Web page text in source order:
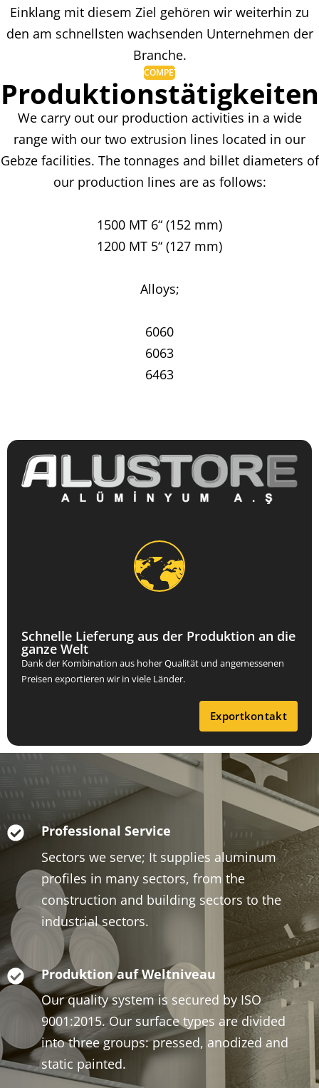
Einklang mit diesem Ziel gehören wir weiterhin zu
den am schnellsten wachsenden Unternehmen der
Branche.
COMPETENCIES
Produktionstätigkeiten
We carry out our production activities in a wide
range with our two extrusion lines located in our
Gebze facilities. The tonnages and billet diameters of
our production lines are as follows:
1500 MT 6“ (152 mm)
1200 MT 5“ (127 mm)
Alloys;
6060
6063
6463
Schnelle Lieferung aus der Produktion an die
ganze Welt
Dank der Kombination aus hoher Qualität und angemessenen
Preisen exportieren wir in viele Länder.
Exportkontakt
Professional Service
Sectors we serve; It supplies aluminum
profiles in many sectors, from the
construction and building sectors to the
industrial sectors.
Produktion auf Weltniveau
Our quality system is secured by ISO
9001:2015. Our surface types are divided
into three groups: pressed, anodized and
static painted.